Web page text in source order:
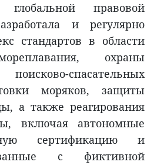
правовой
и регулярно
стандартов в области
охраны
спасательных
моряков, защиты
а также реагирования
включая автономные
сертификацию и
с фиктивной